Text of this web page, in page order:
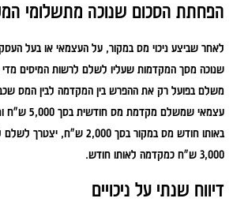
הפחתת הסכום שנוכה מתשלומי
לאחר שביצע ניכוי מס במקור, על העצמאי או בעל
שנוכה מסך המקדמות שעליו לשלם לרשות המיסים
משלם בפועל רק את ההפרש בין המקדמה לבין המס
עצמאי שמשלם
באותו חודש מס במקור בסך 2,000
3,000 ש"ח כמקדמה לאותו חודש.
דיווח שנתי על ניכויים